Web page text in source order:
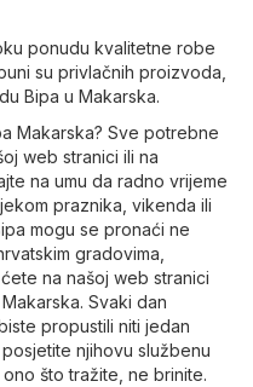
ponudu kvalitetne robe
su privlačnih proizvoda,
Bipa u Makarska.
Makarska? Sve potrebne
web stranici ili na
na umu da radno vrijeme
praznika, vikenda ili
mogu se pronaći ne
gradovima,
na našoj web stranici
Svaki dan
propustili niti jedan
njihovu službenu
što tražite, ne brinite.